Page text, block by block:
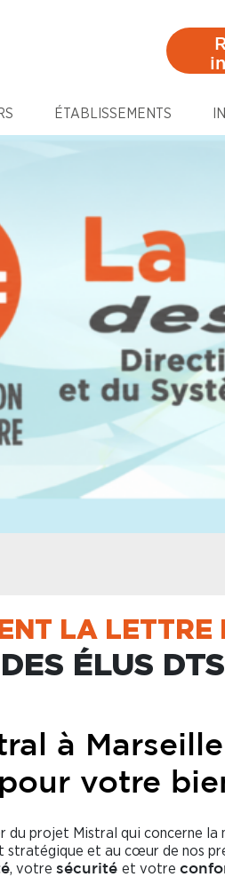
ÉTABLISSEMENTS
LA LETTRE
ÉLUS
à
votre
du projet Mistral qui concerne
stratégique et au cœur de nos
, votre sécurité et votre